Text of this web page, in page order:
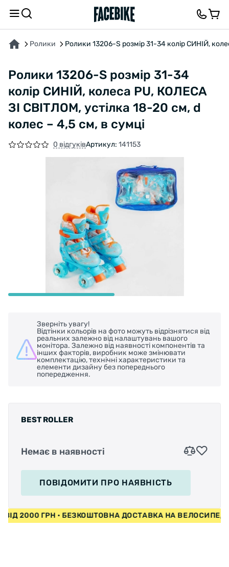
Ролики Ролики 13206-S розмір 31-34 колір СИНІЙ,
Ролики 13206-S розмір 31-34
колір СИНІЙ, колеса PU, КОЛЕСА
ЗІ СВІТЛОМ, устілка 18-20 см, d
колес – 4,5 см, в сумці
0 відгуківАртикул: 141153
Зверніть увагу!
Відтінки кольорів на фото можуть відрізнятися від
реальних залежно від налаштувань вашого
монітора. Залежно від наявності компонентів та
інших факторів, виробник може змінювати
комплектацію, технічні характеристики та
елементи дизайну без попереднього
попередження.
BEST ROLLER
Немає в наявності
ПОВІДОМИТИ ПРО НАЯВНІСТЬ
ВІД 2000 ГРН • БЕЗКОШТОВНА ДОСТАВКА НА
ПРО ТОВАР ХАРАКТЕРИСТИКИВІДГУКИ ТА ЗАПИТАННЯ